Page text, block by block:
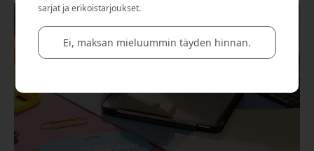
sarjat ja erikoistarjoukset.
Ei, maksan mieluummin täyden hinnan.